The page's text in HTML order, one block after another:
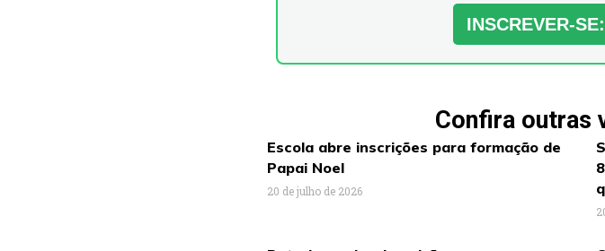
INSCREVER-
Confira outras
Escola abre inscrições para formação de
Papai Noel
20 de julho de 2026